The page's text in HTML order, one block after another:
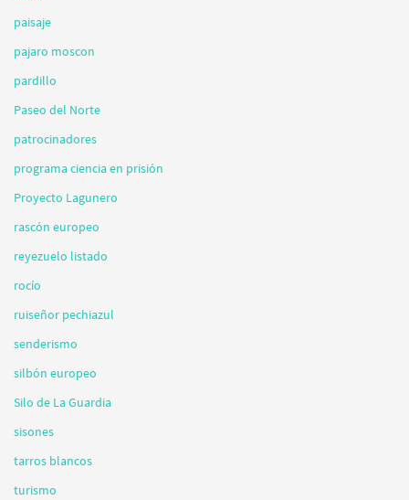
paisaje
pajaro moscon
pardillo
Paseo del Norte
patrocinadores
programa ciencia en prisión
Proyecto Lagunero
rascón europeo
reyezuelo listado
rocío
ruiseñor pechiazul
senderismo
silbón europeo
Silo de La Guardia
sisones
tarros blancos
turismo